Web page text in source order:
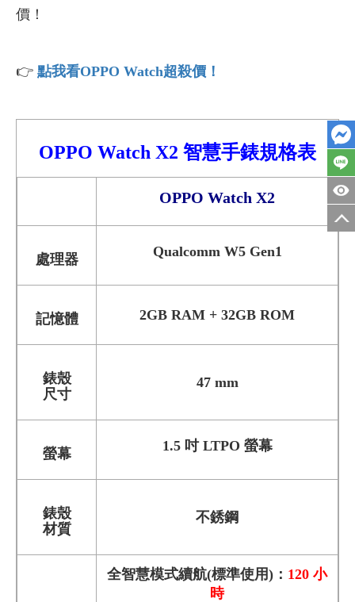
價！
👉 點我看OPPO Watch超殺價！
OPPO Watch X2 智慧手錶規格表
OPPO Watch X2
處理器 Qualcomm W5 Gen1
記憶體 2GB RAM + 32GB ROM
錶殼
尺寸
47 mm
螢幕 1.5 吋 LTPO 螢幕
錶殼
材質
不銹鋼
全智慧模式續航(標準使用)： 120 小
時